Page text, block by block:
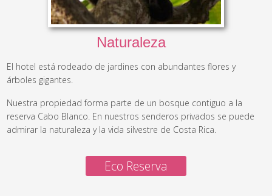
Naturaleza
El hotel está rodeado de jardines con abundantes flores y
árboles gigantes.
Nuestra propiedad forma parte de un bosque contiguo a la
reserva Cabo Blanco. En nuestros senderos privados se puede
admirar la naturaleza y la vida silvestre de Costa Rica.
Eco Reserva